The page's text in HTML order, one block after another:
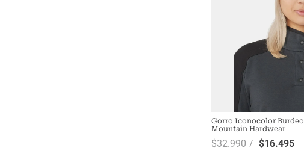
Gorro Iconocolor Burdeo
Mountain Hardwear
$32.990 $16.495